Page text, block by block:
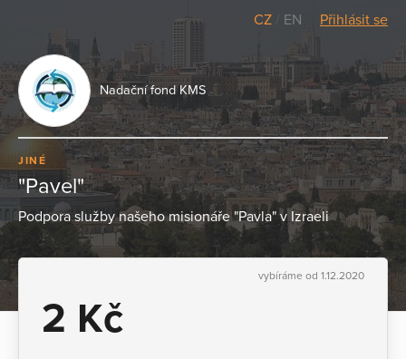
CZ EN Přihlásit se
Nadační fond KMS
JINÉ
"Pavel"
Podpora služby našeho misionáře "Pavla" v Izraeli
vybíráme od 1.12.2020
2 Kč